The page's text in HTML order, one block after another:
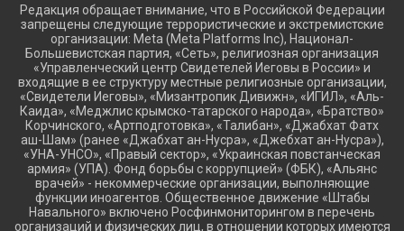
Редакция обращает внимание, что в Российской Федерации
запрещены следующие террористические и экстремистские
организации: Meta (Meta Platforms Inc), Национал-
Большевистская партия, «Сеть», религиозная организация
«Управленческий центр Свидетелей Иеговы в России» и
входящие в ее структуру местные религиозные организации,
«Свидетели Иеговы», «Мизантропик Дивижн», «ИГИЛ», «Аль-
Каида», «Меджлис крымско-татарского народа», «Братство»
Корчинского, «Артподготовка», «Талибан», «Джабхат Фатх
аш-Шам» (ранее «Джабхат ан-Нусра», «Джебхат ан-Нусра»),
«УНА-УНСО», «Правый сектор», «Украинская повстанческая
армия» (УПА). Фонд борьбы с коррупцией» (ФБК), «Альянс
врачей» - некоммерческие организации, выполняющие
функции иноагентов. Общественное движение «Штабы
Навального» включено Росфинмониторингом в перечень
организаций и физических лиц, в отношении которых имеются